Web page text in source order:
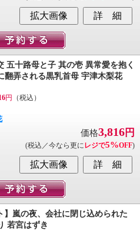
五十路母と子 其の壱 異常愛を抱く
翻弄される黒乳首母 宇津木梨花
円
（税込）
価格3,816円
(税込／今なら更に レジで5%OFF)
】嵐の夜、会社に閉じ込められた
若宮はずき